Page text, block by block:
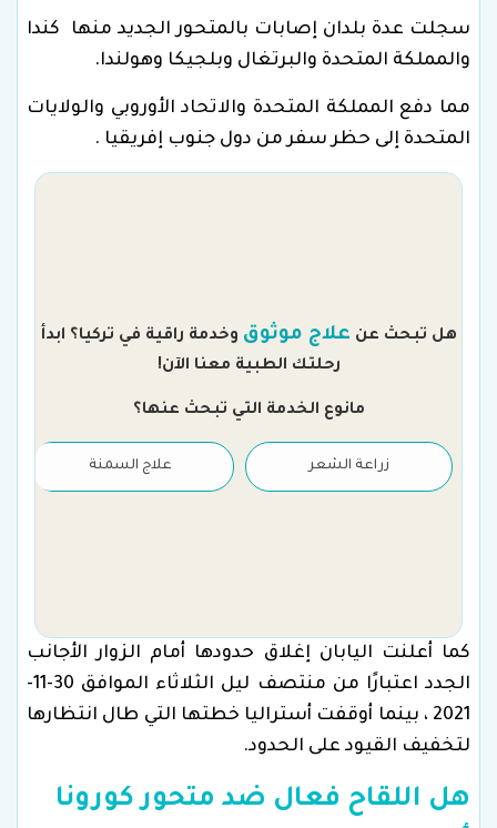
سجلت عدة بلدان إصابات بالمتحور الجديد منها كندا
والمملكة المتحدة والبرتغال وبلجيكا وهولندا.
مما دفع المملكة المتحدة والاتحاد الأوروبي والولايات
المتحدة إلى حظر سفر من دول جنوب إفريقيا .
هل تبحث عن علاج موثوق وخدمة راقية في تركيا؟ ابدأ
رحلتك الطبية معنا الآن!
مانوع الخدمة التي تبحث عنها؟
زراعة الشعر علاج السمنة
كما أعلنت اليابان إغلاق حدودها أمام الزوار الأجانب
الجدد اعتبارًا من منتصف ليل الثلاثاء الموافق 30-11-
2021 ، بينما أوقفت أستراليا خطتها التي طال انتظارها
لتخفيف القيود على الحدود.
هل اللقاح فعال ضد متحور كورونا